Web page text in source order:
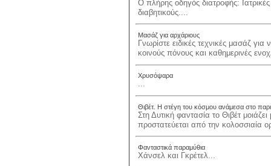
Ο πλήρης οδηγός διατροφής:
διαβητικούς....
Μασάζ για αρχάριους
Γνωρίστε ειδικές τεχνικές μασάζ
κοινούς πόνους και καθημερινές
Χρυσόψαρα
...
Θιβέτ. Η στέγη του κόσμου ανάμεσα στο
Στη Δυτική φαντασία το Θιβέτ
προστατεύεται από την κολοσσιαία
Φανταστικά παραμύθια
Χάνσελ και Γκρέτελ...